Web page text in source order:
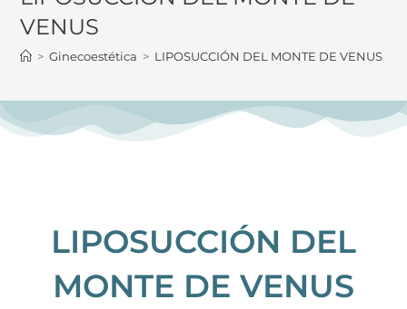
VENUS
> Ginecoestética > LIPOSUCCIÓN DEL MONTE DE VENUS
LIPOSUCCIÓN DEL
MONTE DE VENUS